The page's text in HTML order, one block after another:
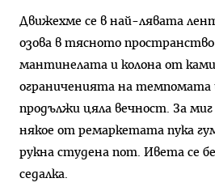
Движехме се в най-лявата
озова в тясното
мантинелата и колона от
ограниченията на темпомата
продължи цяла вечност. За миг
някое от ремаркетата пука
рукна студена пот. Ивета се
седалка.